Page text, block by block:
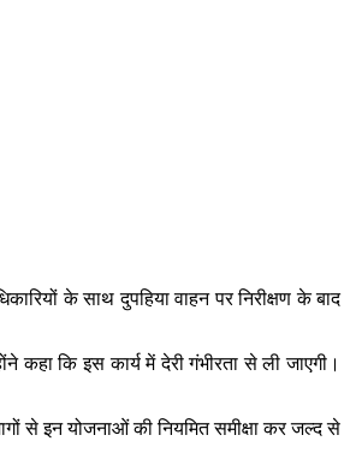
के साथ दुपहिया वाहन पर निरीक्षण के बाद
कि इस कार्य में देरी गंभीरता से ली जाएगी।
से इन योजनाओं की नियमित समीक्षा कर जल्द से